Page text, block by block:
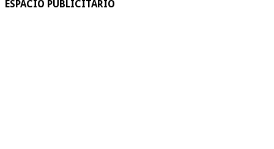
ESPACIO PUBLICITARIO